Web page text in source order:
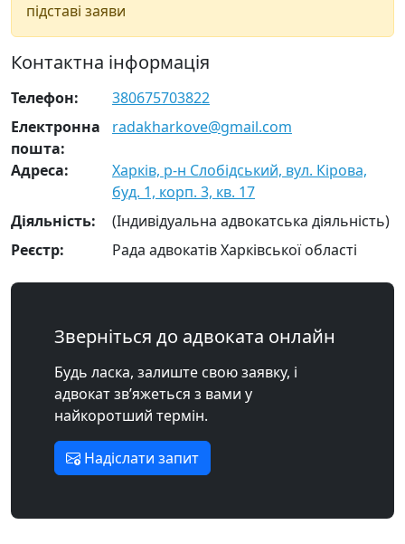
підставі заяви
Контактна інформація
Телефон:
380675703822
Електронна
пошта:
radakharkove@gmail.com
Адреса:
Харків, р-н Слобідський, вул. Кірова,
буд. 1, корп. 3, кв. 17
Діяльність:
(Індивідуальна адвокатська діяльність)
Реєстр:
Рада адвокатів Харківської області
Зверніться до адвоката онлайн
Будь ласка, залиште свою заявку, і
адвокат зв’яжеться з вами у
найкоротший термін.
Надіслати запит